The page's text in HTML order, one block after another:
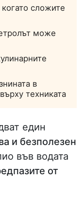
сложите
може
в
техниката
един
и безполезен
във водата
от